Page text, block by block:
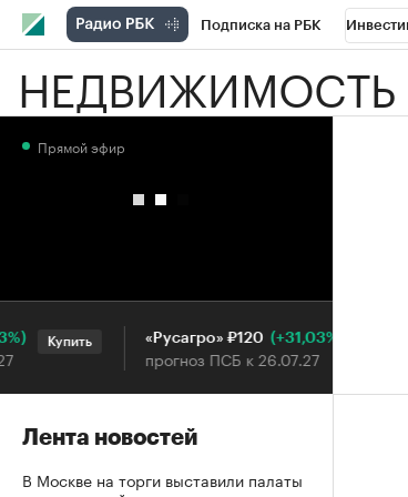
Подписка на РБК
РБК Вино Спорт Школа
НЕДВИЖИМОСТЬ
Прямой эфир
Купить «Русагро» ₽120 (+31,03%)
прогноз ПСБ к 26.07.27
Купить
Лента новостей
В Москве на торги выставили палаты